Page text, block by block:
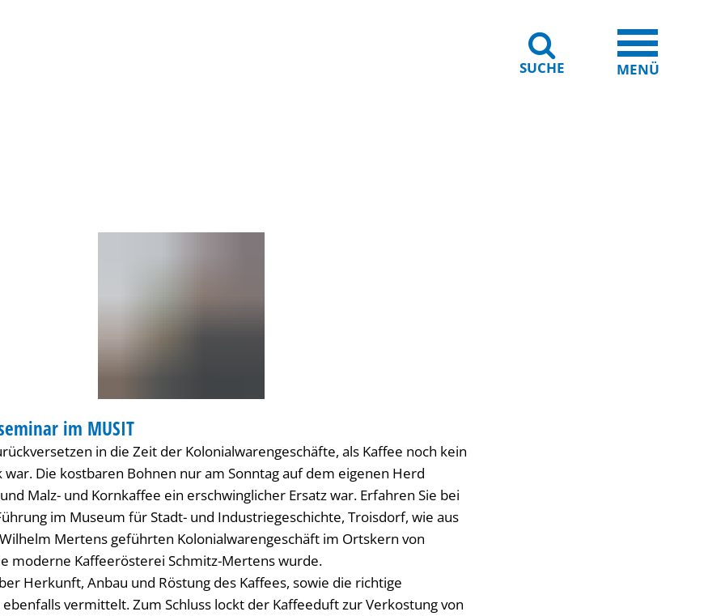
SUCHE MENÜ
im MUSIT
in die Zeit der Kolonialwarengeschäfte, als Kaffee noch kein
Die kostbaren Bohnen nur am Sonntag auf dem eigenen Herd
Malz- und Kornkaffee ein erschwinglicher Ersatz war. Erfahren Sie bei
im Museum für Stadt- und Industriegeschichte, Troisdorf, wie aus
Mertens geführten Kolonialwarengeschäft im Ortskern von
moderne Kaffeerösterei Schmitz-Mertens wurde.
Herkunft, Anbau und Röstung des Kaffees, sowie die richtige
vermittelt. Zum Schluss lockt der Kaffeeduft zur Verkostung von